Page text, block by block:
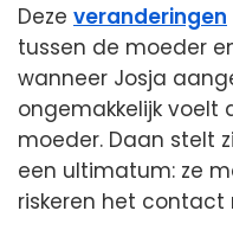
Deze veranderingen
tussen de moeder
wanneer Josja
ongemakkelijk voelt
moeder. Daan stelt
een ultimatum: ze
riskeren het contact